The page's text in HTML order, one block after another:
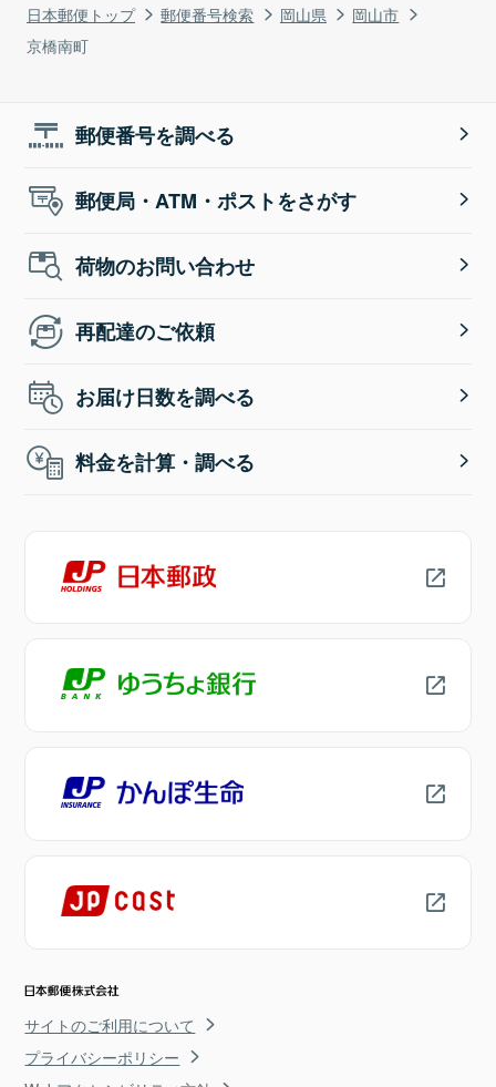
日本郵便トップ 郵便番号検索 岡山県
岡山市
京橋南町
郵便番号を調べる
郵便局・ATM・ポストをさがす
荷物のお問い合わせ
再配達のご依頼
お届け日数を調べる
料金を計算・調べる
サイトのご利用について
プライバシーポリシー